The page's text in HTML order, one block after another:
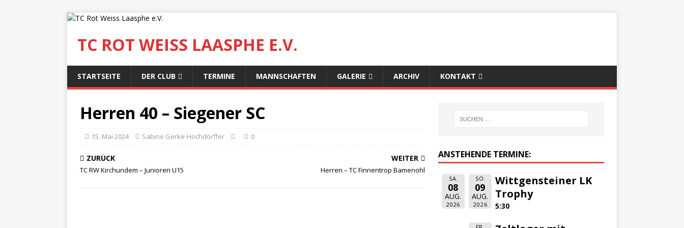
TC ROT WEISS LAASPHE E.V.
STARTSEITE DER CLUB TERMINE MANNSCHAFTEN GALERIE ARCHIV KONTAKT
Herren 40 – Siegener SC
15. Mai 2024 Sabine Gerke-Hochdörffer 0
ZURÜCK
TC RW Kirchundem – Junioren U15
WEITER
Herren – TC Finnentrop Bamenohl
ANSTEHENDE TERMINE:
SA.
08
AUG.
2026
SO.
09
AUG.
2026
Wittgensteiner LK
Trophy
5:30